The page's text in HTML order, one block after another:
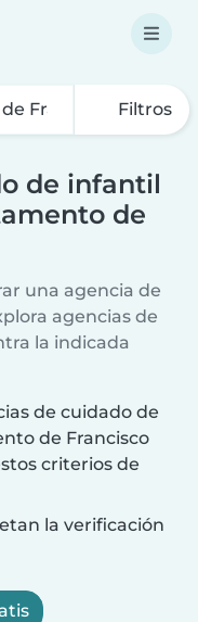
Filtros
de infantil
de
una agencia de
agencias de
la indicada
de cuidado de
de Francisco
criterios de
la verificación